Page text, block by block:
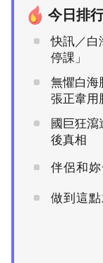
今日排
快訊／白
停課」
無懼白海
張正韋用
國巨狂
後真相
伴侶和
做到這